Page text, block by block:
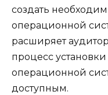
создать
операционной
расширяет
процесс
операционной
доступным.